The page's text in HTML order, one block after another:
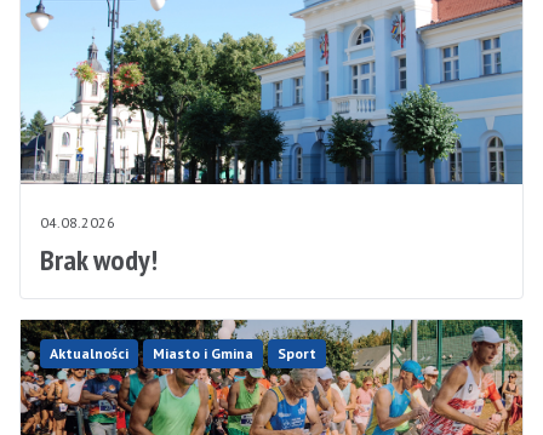
04.08.2026
Brak wody!
Aktualności Miasto i Gmina Sport